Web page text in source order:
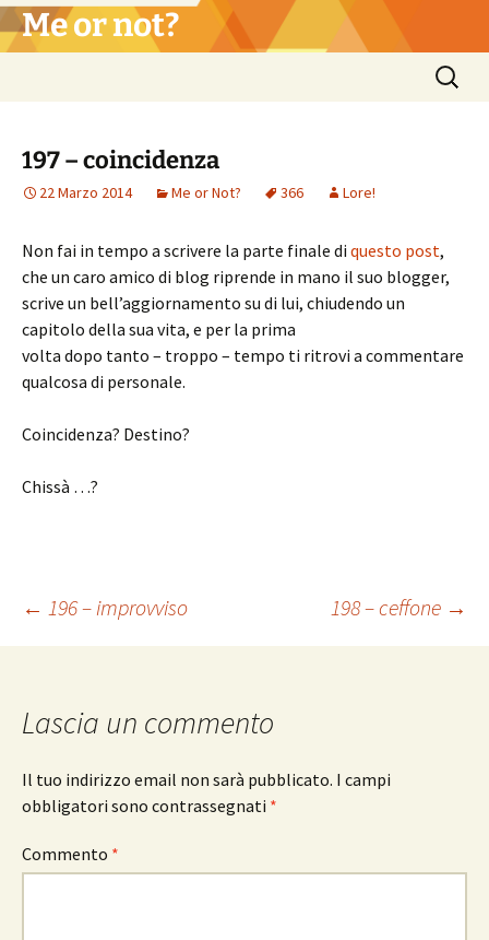
Vai
al Me or not?
Ricerca
per:
197 – coincidenza
22 Marzo 2014 Me or Not? 366 Lore!
Non fai in tempo a scrivere la parte finale di questo post,
che un caro amico di blog riprende in mano il suo blogger,
scrive un bell’aggiornamento su di lui, chiudendo un
capitolo della sua vita, e per la prima
volta dopo tanto – troppo – tempo ti ritrovi a commentare
qualcosa di personale.
Coincidenza? Destino?
Chissà …?
Navigazione
← 196 – improvviso 198 – ceffone →
Lascia un commento
Il tuo indirizzo email non sarà pubblicato. I campi
obbligatori sono contrassegnati *
Commento *